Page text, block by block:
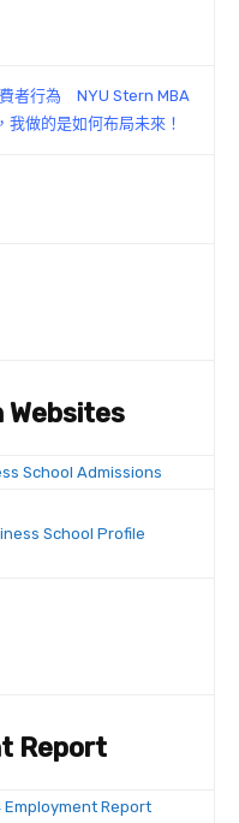
者行為 NYU Stern MBA
做的是如何布局未來！
Websites
School Admissions
School Profile
Report
Report